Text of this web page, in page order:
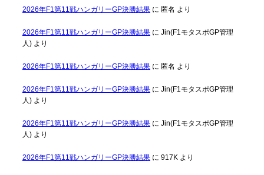
2026年F1第11戦ハンガリーGP決勝結果に 匿名 より
2026年F1第11戦ハンガリーGP決勝結果に Jin(F1モタスポGP管理
人)より
2026年F1第11戦ハンガリーGP決勝結果に 匿名 より
2026年F1第11戦ハンガリーGP決勝結果に Jin(F1モタスポGP管理
人)より
2026年F1第11戦ハンガリーGP決勝結果に Jin(F1モタスポGP管理
人)より
2026年F1第11戦ハンガリーGP決勝結果に 917Kより